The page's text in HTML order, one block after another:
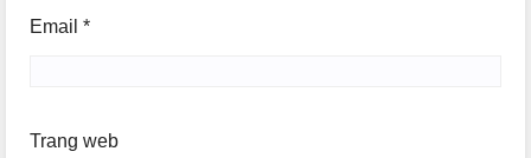
Email *
Trang web